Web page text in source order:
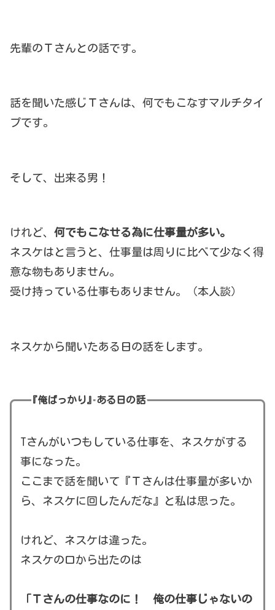
先輩のＴさんとの話です。
話を聞いた感じＴさんは、何でもこなすマルチタイ
プです。
そして、出来る男！
けれど、 何でもこなせる為に仕事量が多い。
ネスケはと言うと、仕事量は周りに比べて少なく得
意な物もありません。
受け持っている仕事もありません。（本人談）
ネスケから聞いたある日の話をします。
『俺ばっかり』ある日の話
Tさんがいつもしている仕事を、ネスケがする
事になった。
ここまで話を聞いて『Ｔさんは仕事量が多いか
ら、ネスケに回したんだな』と私は思った。
けれど、ネスケは違った。
ネスケの口から出たのは
「Ｔさんの仕事なのに！ 俺の仕事じゃないの